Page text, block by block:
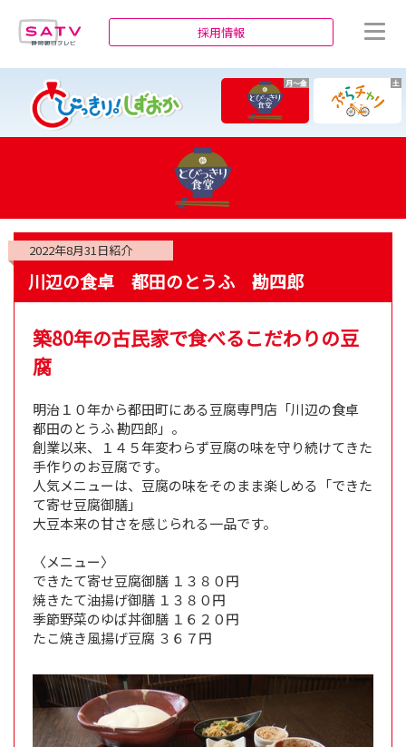
採用情報
月～金 土
2022年8月31日紹介
川辺の食卓 都田のとうふ 勘四郎
築80年の古民家で食べるこだわりの豆
腐
明治１０年から都田町にある豆腐専門店「川辺の食卓
都田のとうふ 勘四郎」。
創業以来、１４５年変わらず豆腐の味を守り続けてきた
手作りのお豆腐です。
人気メニューは、豆腐の味をそのまま楽しめる「できた
て寄せ豆腐御膳」
大豆本来の甘さを感じられる一品です。
〈メニュー〉
できたて寄せ豆腐御膳 １３８０円
焼きたて油揚げ御膳 １３８０円
季節野菜のゆば丼御膳 １６２０円
たこ焼き風揚げ豆腐 ３６７円